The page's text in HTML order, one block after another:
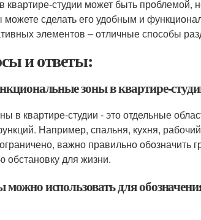
квартире-студии может быть проблемой,
сделать его удобным и
элементов – отличные способы
и ответы:
зоны в квартире-
в квартире-студии - это отдельные
Например, спальня, кухня,
важно правильно
обстановку для жизни.
использовать для